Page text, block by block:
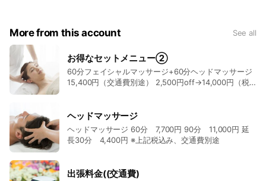
要望箇所を重点的にトリートメントすることが可能で
す。出張マッサージが初めてという方は、まずはこちら
をお試しください！
More from this account See all
お得なセットメニュー②
60分フェイシャルマッサージ+60分ヘッドマッサージ
15,400円（交通費別途） 2,500円off→14,000円（税
ヘッドマッサージ
ヘッドマッサージ 60分 7,700円 90分 11,000円 延
長30分 4,400円 ※上記税込み、交通費別途
出張料金((交通費)